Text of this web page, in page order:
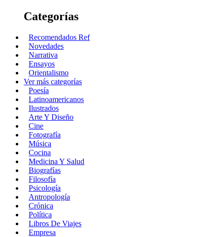
Categorías
Recomendados Ref
Novedades
Narrativa
Ensayos
Orientalismo
Ver más categorías
Poesía
Latinoamericanos
Ilustrados
Arte Y Diseño
Cine
Fotografía
Música
Cocina
Medicina Y Salud
Biografías
Filosofía
Psicología
Antropología
Crónica
Política
Libros De Viajes
Empresa